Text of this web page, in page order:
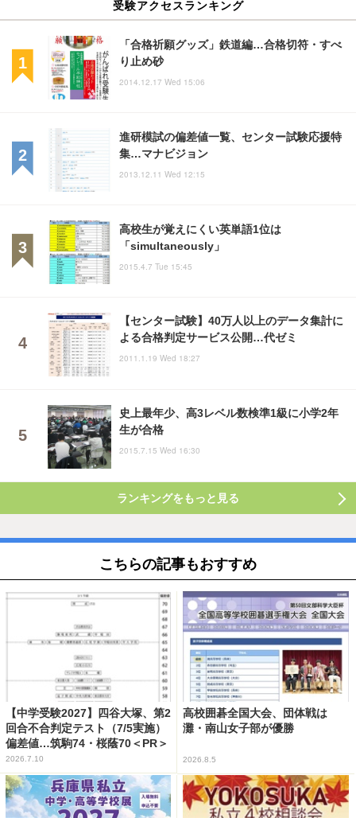
受験アクセスランキング
「合格祈願グッズ」鉄道編…合格切符・すべ
り止め砂
2014.12.17 Wed 15:06
進研模試の偏差値一覧、センター試験応援特
集…マナビジョン
2013.12.11 Wed 12:15
高校生が覚えにくい英単語1位は
「simultaneously」
2015.4.7 Tue 15:45
【センター試験】40万人以上のデータ集計に
よる合格判定サービス公開…代ゼミ
2011.1.19 Wed 18:27
史上最年少、高3レベル数検準1級に小学2年
生が合格
2015.7.15 Wed 16:30
ランキングをもっと見る
こちらの記事もおすすめ
【中学受験2027】四谷大塚、第2
回合不合判定テスト（7/5実施）
偏差値…筑駒74・桜蔭70＜PR＞
2026.7.10
高校囲碁全国大会、団体戦は
灘・南山女子部が優勝
2026.8.5